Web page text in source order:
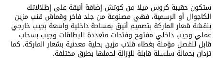
ستكون حقيبة كروس ميلا من كوتش إضافة أنيقة على إطلالاتك
الكاجوال أو الرسمية، فهي مصنوعة من جلد فاخر وقماش قنب مزين
بنقشة شعار الماركة بتصميم أنيق بمساحة داخلية واسعة بجيب خارجي
عملي وجيب داخلي مفتوح وفتحات متعددة للبطاقات وجيب بسحاب
قابل للفصل مؤمنة بغطاء قلاب مزين بحلية معدنية بشعار الماركة. كما
تزدان بحمالة سلسلة قابلة للإزالة لحملها بطرق مختلفة.